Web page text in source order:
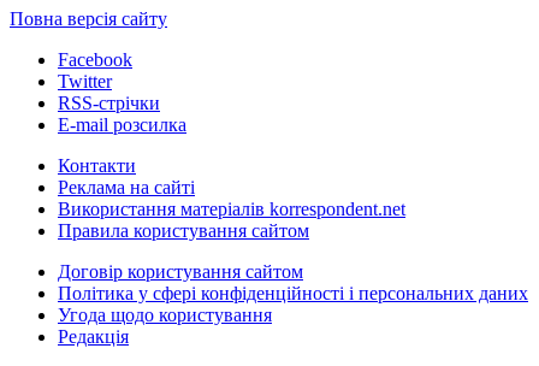
Повна версія сайту
Facebook
Twitter
RSS-стрічки
E-mail розсилка
Контакти
Реклама на сайті
Використання матеріалів korrespondent.net
Правила користування сайтом
Договір користування сайтом
Політика у сфері конфіденційності і персональних даних
Угода щодо користування
Редакція